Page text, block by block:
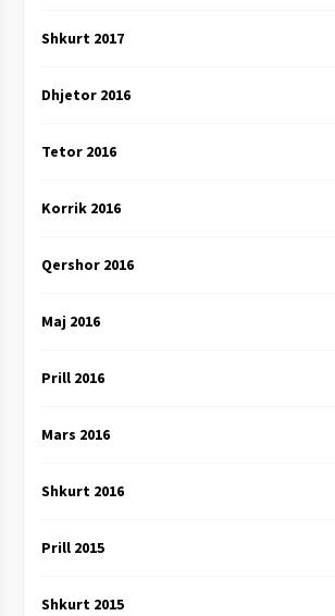
Shkurt 2017
Dhjetor 2016
Tetor 2016
Korrik 2016
Qershor 2016
Maj 2016
Prill 2016
Mars 2016
Shkurt 2016
Prill 2015
Shkurt 2015